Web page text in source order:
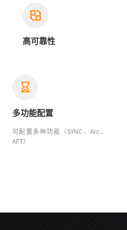
高可靠性
多功能配置
可配置多种功能（SYNC、Arc、
AFT）